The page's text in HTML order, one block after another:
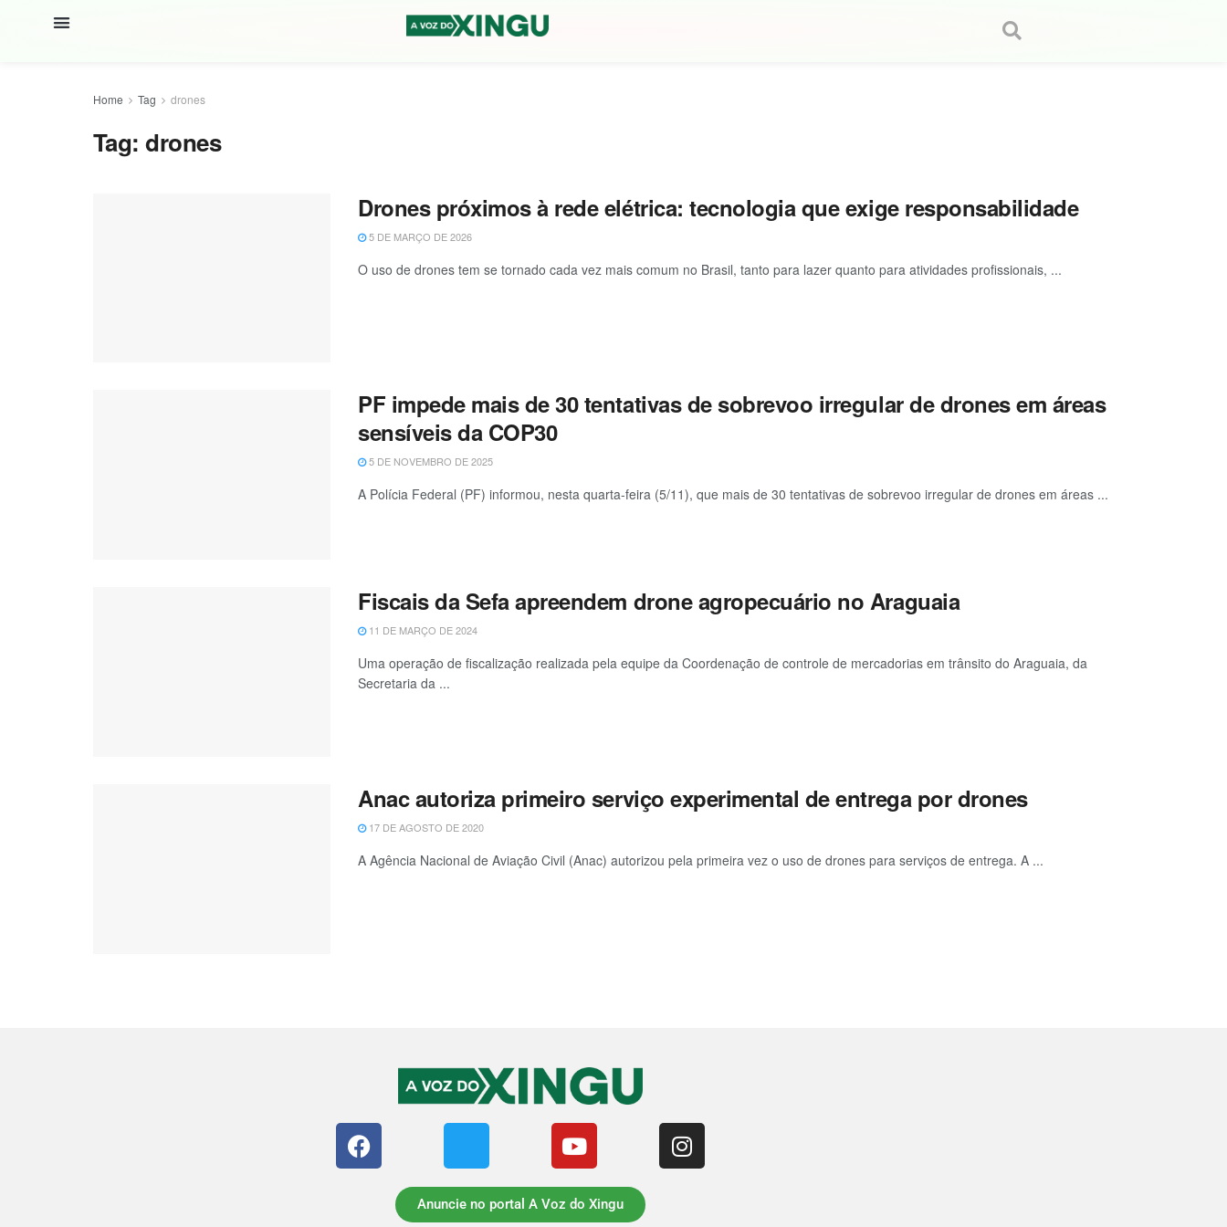
Home Tag drones
Tag:drones
Drones próximos à rede elétrica: tecnologia que exige responsabilidade
5 DE MARÇO DE 2026
O uso de drones tem se tornado cada vez mais comum no Brasil, tanto para lazer quanto para atividades profissionais, ...
PF impede mais de 30 tentativas de sobrevoo irregular de drones em áreas
sensíveis da COP30
5 DE NOVEMBRO DE 2025
A Polícia Federal (PF) informou, nesta quarta-feira (5/11), que mais de 30 tentativas de sobrevoo irregular de drones em áreas ...
Fiscais da Sefa apreendem drone agropecuário no Araguaia
11 DE MARÇO DE 2024
Uma operação de fiscalização realizada pela equipe da Coordenação de controle de mercadorias em trânsito do Araguaia, da
Secretaria da ...
Anac autoriza primeiro serviço experimental de entrega por drones
17 DE AGOSTO DE 2020
A Agência Nacional de Aviação Civil (Anac) autorizou pela primeira vez o uso de drones para serviços de entrega. A ...
Anuncie no portal A Voz do Xingu